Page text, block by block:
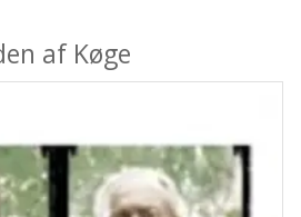
af Køge